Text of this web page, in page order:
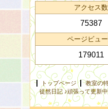
アクセス数
75387
ページビュ
179011
トップページ 教室の
徒然日記 ♪頑張って更新